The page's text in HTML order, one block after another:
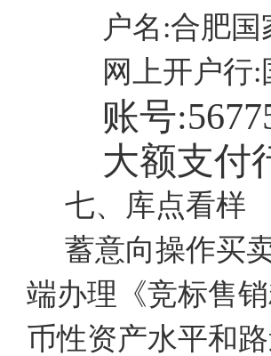
户名:合肥
网上开户行
账号:
大额支付
七、库点看样
蓄意向操作买
端办理《竞标售
币性资产水平和